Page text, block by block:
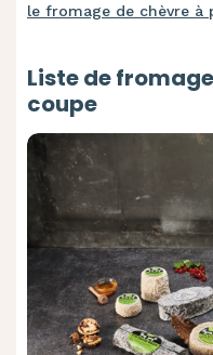
le fromage de chèvre
Liste de
coupe